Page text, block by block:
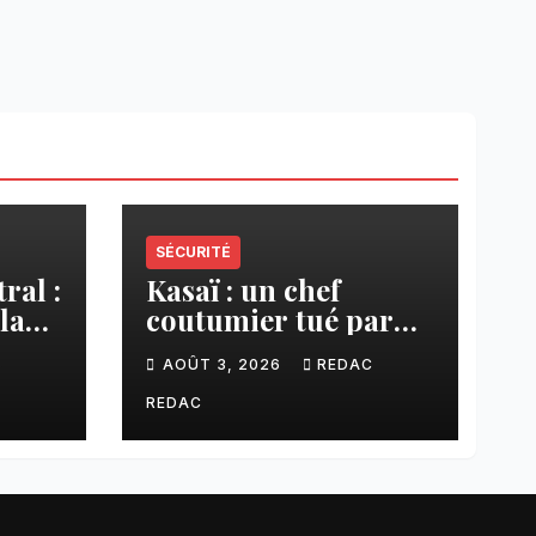
:
SÉCURITÉ
Kasaï : un chef
coutumier tué par
balle par un policier
à Kamuesha, la
tension monte
AOÛT 3, 2026 REDAC
REDAC